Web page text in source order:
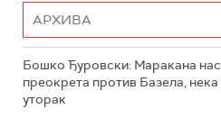
Бошко Ђуровски: Маракана
преокрета против Базела, нека
уторак